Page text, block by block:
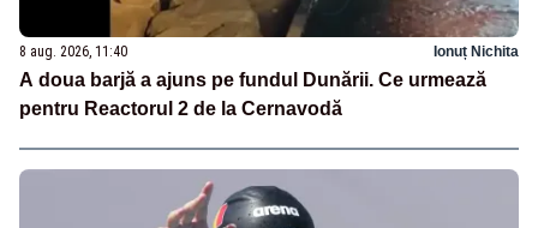
8 aug. 2026, 11:40 Ionuț Nichita
A doua barjă a ajuns pe fundul Dunării. Ce urmează
pentru Reactorul 2 de la Cernavodă